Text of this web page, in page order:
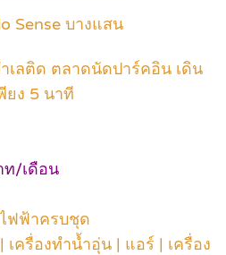
Sense บางแสน
ลติด ตลาดนัดปาร์คอิน เดิน
ยง 5 นาที
ท/เดือน
ไฟฟ้าครบชุด
เครื่องทำน้ำอุ่น | แอร์ | เครื่อง